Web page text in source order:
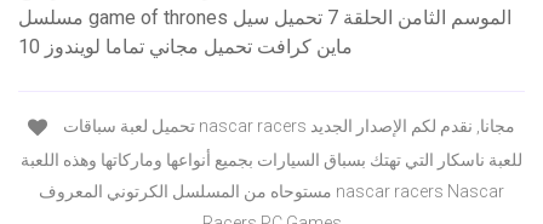
مسلسل game of thrones الموسم الثامن الحلقة 7 تحميل سيل
ماين كرافت تحميل مجاني تماما لويندوز 10
للعبة ناسكار التي تهتك بسباق السيارات بجميع أنواعها وماركاتها وهذه اللعبة
مستوحاه من المسلسل الكرتوني المعروف nascar racers Nascar